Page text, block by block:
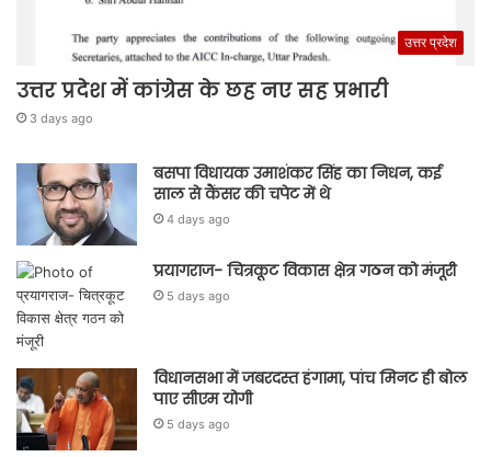
उत्तर प्रदेश
उत्तर प्रदेश में कांग्रेस के छह नए सह प्रभारी
3 days ago
बसपा विधायक उमाशंकर सिंह का निधन, कई
साल से कैंसर की चपेट में थे
4 days ago
प्रयागराज- चित्रकूट विकास क्षेत्र गठन को मंजूरी
5 days ago
विधानसभा में जबरदस्त हंगामा, पांच मिनट ही बोल
पाए सीएम योगी
5 days ago